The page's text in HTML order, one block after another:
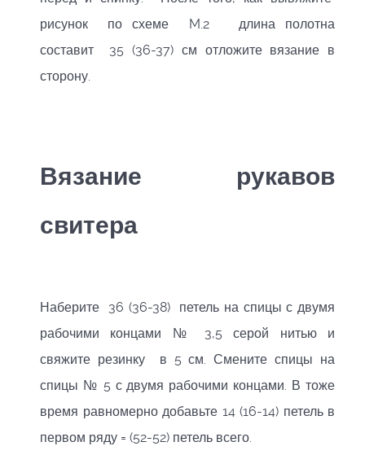
рисунок по схеме M.2 длина полотна
составит 35 (36-37) см отложите вязание в
сторону.
Вязание рукавов
свитера
Наберите 36 (36-38) петель на спицы с двумя
рабочими концами № 3,5 серой нитью и
свяжите резинку в 5 см. Смените спицы на
спицы № 5 с двумя рабочими концами. В тоже
время равномерно добавьте 14 (16-14) петель в
первом ряду = (52-52) петель всего.